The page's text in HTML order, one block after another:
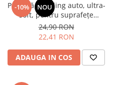
-10% NOU
Pensulă detailing auto, ultra-
soft, pentru suprafețe
delicate - GTools Brush XL
24,90 RON
22,41 RON
ADAUGA IN COS